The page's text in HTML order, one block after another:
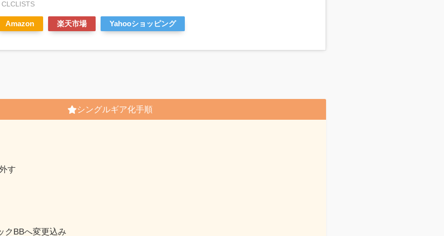
CLCLISTS
Amazon 楽天市場 Yahooショッピング
シングルギア化手順
す
BBへ変更込み